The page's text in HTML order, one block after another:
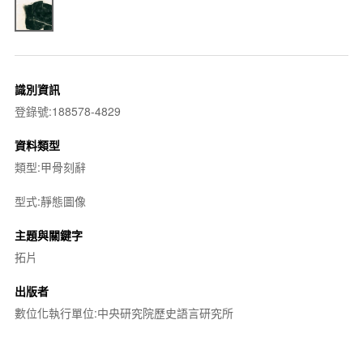
識別資訊
登錄號:188578-4829
資料類型
類型:甲骨刻辭
型式:靜態圖像
主題與關鍵字
拓片
出版者
數位化執行單位:中央研究院歷史語言研究所